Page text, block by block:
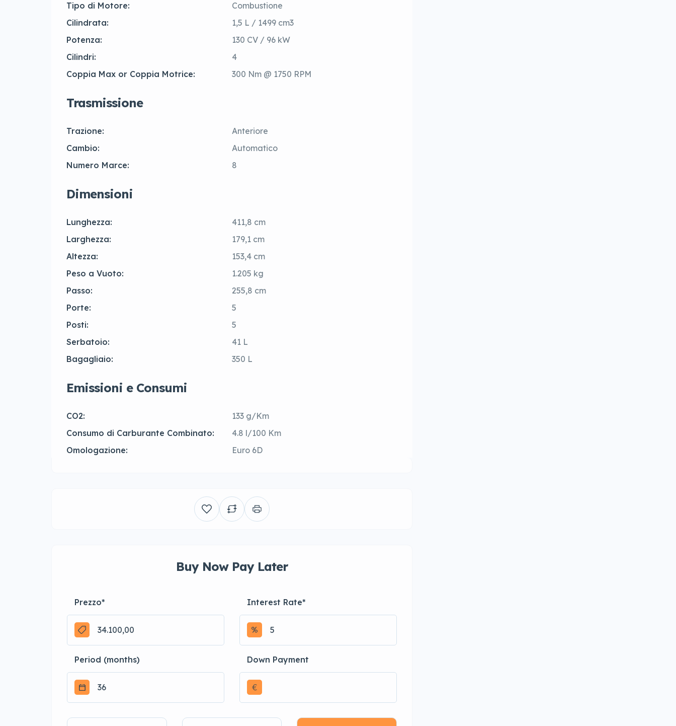
Tipo di Motore:
Combustione
Cilindrata:
1,5 L / 1499 cm3
Potenza:
130 CV / 96 kW
Cilindri:
4
Coppia Max or Coppia Motrice:
300 Nm @ 1750 RPM
Trasmissione
Trazione:
Anteriore
Cambio:
Automatico
Numero Marce:
8
Dimensioni
Lunghezza:
411,8 cm
Larghezza:
179,1 cm
Altezza:
153,4 cm
Peso a Vuoto:
1.205 kg
Passo:
255,8 cm
Porte:
5
Posti:
5
Serbatoio:
41 L
Bagagliaio:
350 L
Emissioni e Consumi
CO2:
133 g/Km
Consumo di Carburante Combinato:
4.8 l/100 Km
Omologazione:
Euro 6D
Buy Now Pay Later
Prezzo* Interest Rate*
Period (months) Down Payment
€